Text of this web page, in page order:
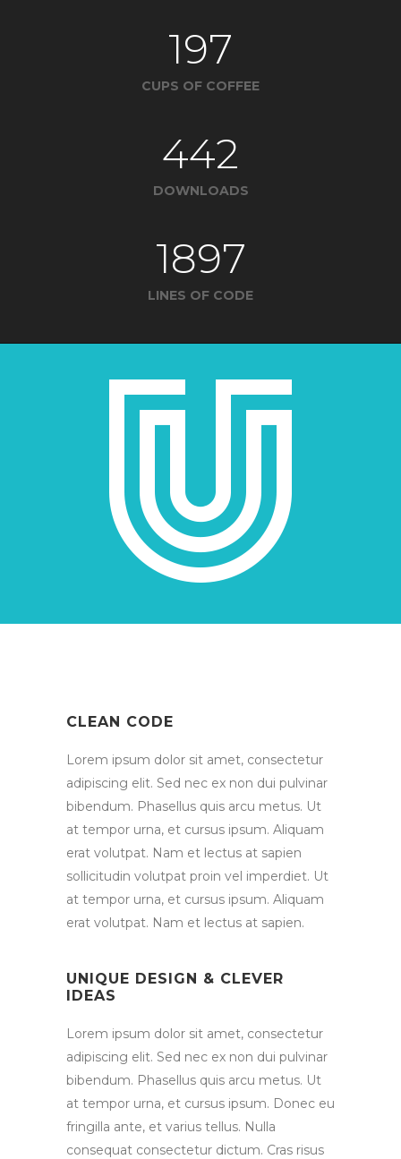
197
CUPS OF COFFEE
442
DOWNLOADS
1897
LINES OF CODE
CLEAN CODE
Lorem ipsum dolor sit amet, consectetur
adipiscing elit. Sed nec ex non dui pulvinar
bibendum. Phasellus quis arcu metus. Ut
at tempor urna, et cursus ipsum. Aliquam
erat volutpat. Nam et lectus at sapien
sollicitudin volutpat proin vel imperdiet. Ut
at tempor urna, et cursus ipsum. Aliquam
erat volutpat. Nam et lectus at sapien.
UNIQUE DESIGN & CLEVER
IDEAS
Lorem ipsum dolor sit amet, consectetur
adipiscing elit. Sed nec ex non dui pulvinar
bibendum. Phasellus quis arcu metus. Ut
at tempor urna, et cursus ipsum. Donec eu
fringilla ante, et varius tellus. Nulla
consequat consectetur dictum. Cras risus